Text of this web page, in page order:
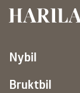
Nybil
Bruktbil